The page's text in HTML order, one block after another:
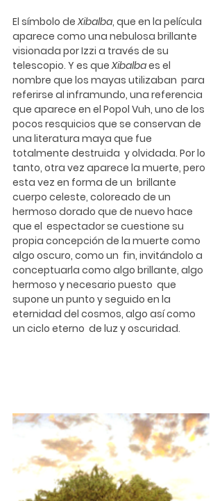
El símbolo de Xibalba, que en la película
aparece como una nebulosa brillante
visionada por Izzi a través de su
telescopio. Y es que Xibalba es el
nombre que los mayas utilizaban  para
referirse al inframundo, una referencia
que aparece en el Popol Vuh, uno de los
pocos resquicios que se conservan de
una literatura maya que fue
totalmente destruida  y olvidada. Por lo
tanto, otra vez aparece la muerte, pero
esta vez en forma de un  brillante
cuerpo celeste, coloreado de un
hermoso dorado que de nuevo hace
que el  espectador se cuestione su
propia concepción de la muerte como
algo oscuro, como un  fin, invitándolo a
conceptuarla como algo brillante, algo
hermoso y necesario puesto  que
supone un punto y seguido en la
eternidad del cosmos, algo así como
un ciclo eterno  de luz y oscuridad.